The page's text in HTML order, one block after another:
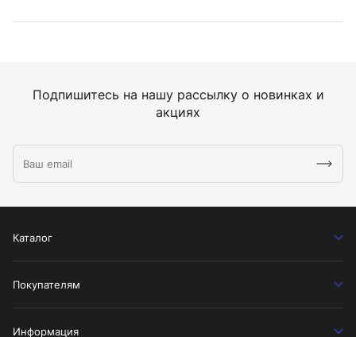
Подпишитесь на нашу рассылку о новинках и
акциях
Каталог
Покупателям
Информация